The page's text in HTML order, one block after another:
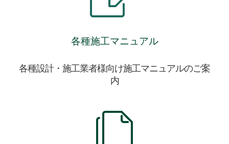
各種施工マニュアル
各種設計・施工業者様向け施工マニュアルのご案
内